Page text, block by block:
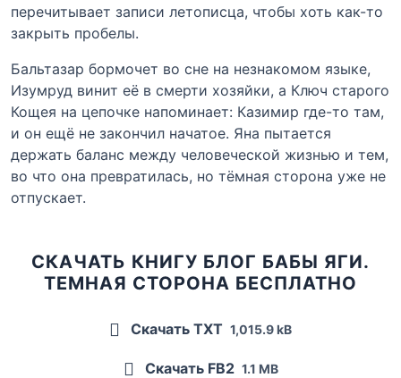
перечитывает записи летописца, чтобы хоть как-то
закрыть пробелы.
Бальтазар бормочет во сне на незнакомом языке,
Изумруд винит её в смерти хозяйки, а Ключ старого
Кощея на цепочке напоминает: Казимир где-то там,
и он ещё не закончил начатое. Яна пытается
держать баланс между человеческой жизнью и тем,
во что она превратилась, но тёмная сторона уже не
отпускает.
СКАЧАТЬ КНИГУ БЛОГ БАБЫ ЯГИ.
ТЕМНАЯ СТОРОНА БЕСПЛАТНО
Скачать TXT 1,015.9 kB
Скачать FB2 1.1 MB